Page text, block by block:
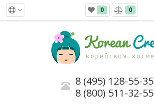
0 0
8 (495) 128-55-35
8 (800) 511-32-55